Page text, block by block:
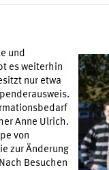
und
es weiterhin
nur etwa
Anne Ulrich.
von
zur Änderung
Besuchen